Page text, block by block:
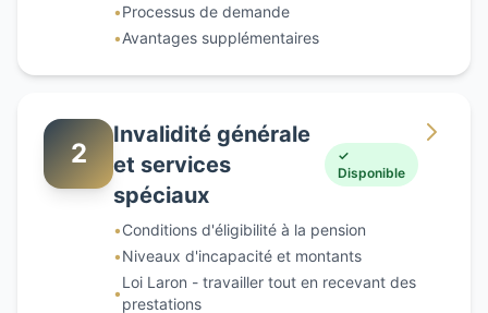
•Processus de demande
•Avantages supplémentaires
2
Invalidité générale
et services
spéciaux
✓
Disponible
•Conditions d'éligibilité à la pension
•Niveaux d'incapacité et montants
•
Loi Laron - travailler tout en recevant des
prestations